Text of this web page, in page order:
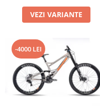
Tije sa
Tije telescopice
Coliere tije șa
Manete tije telescopice
Piese tije sa
Tije fixe
Tubeless și soluții anti-pană
VEZI VARIANTE
-4000 LEI